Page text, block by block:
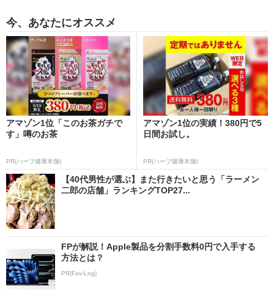
今、あなたにオススメ
アマゾン1位「このお茶ガチで
す」噂のお茶
PR(ハーブ健康本舗)
アマゾン1位の実績！380円で5
日間お試し。
PR(ハーブ健康本舗)
【40代男性が選ぶ】また行きたいと思う「ラーメン
二郎の店舗」ランキングTOP27...
FPが解説！Apple製品を分割手数料0円で入手する
方法とは？
PR(Fav-Log)